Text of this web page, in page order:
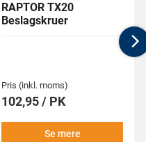
RAPTOR TX20
Beslagskruer
Pris (inkl. moms)
102,95 / PK
Se mere